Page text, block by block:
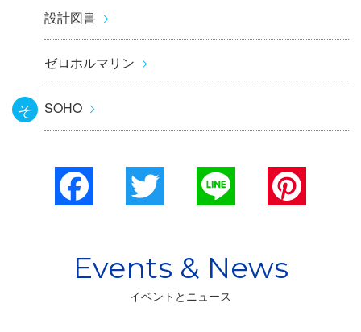
設計図書
ゼロホルマリン
そ SOHO
Facebook
イベントとニュース